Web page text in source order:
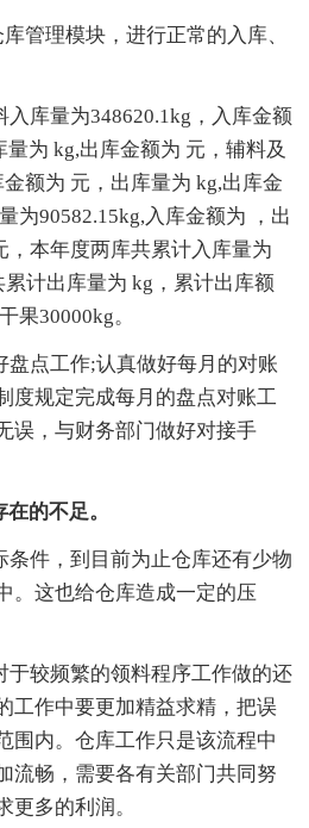
管理模块，进行正常的入库、
入库量为348620.1kg，入库金额
为 kg,出库金额为 元，辅料及
额为 元，出库量为 kg,出库金
为90582.15kg,入库金额为 ，出
，本年度两库共累计入库量为
计出库量为 kg，累计出库额
果30000kg。
盘点工作;认真做好每月的对账
度规定完成每月的盘点对账工
误，与财务部门做好对接手
的不足。
条件，到目前为止仓库还有少物
。这也给仓库造成一定的压
于较频繁的领料程序工作做的还
工作中要更加精益求精，把误
围内。仓库工作只是该流程中
流畅，需要各有关部门共同努
更多的利润。